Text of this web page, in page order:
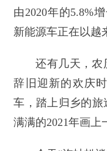
由2020年的5.8%
新能源车正在以越
还有几天，农
辞旧迎新的欢庆
车，踏上归乡的
满满的2021年画上